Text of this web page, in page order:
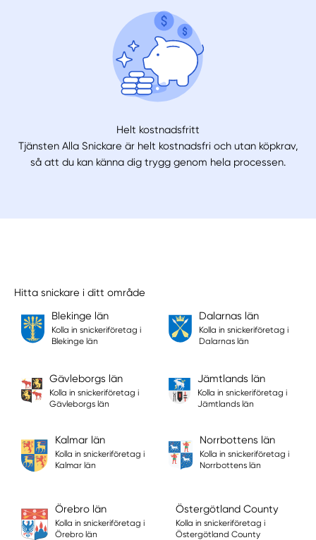
Helt kostnadsfritt
Tjänsten Alla Snickare är helt kostnadsfri och utan köpkrav,
så att du kan känna dig trygg genom hela processen.
Hitta snickare i ditt område
Blekinge län
Kolla in snickeriföretag i
Blekinge län
Dalarnas län
Kolla in snickeriföretag i
Dalarnas län
Gävleborgs län
Kolla in snickeriföretag i
Gävleborgs län
Jämtlands län
Kolla in snickeriföretag i
Jämtlands län
Kalmar län
Kolla in snickeriföretag i
Kalmar län
Norrbottens län
Kolla in snickeriföretag i
Norrbottens län
Örebro län
Kolla in snickeriföretag i
Örebro län
Östergötland County
Kolla in snickeriföretag i
Östergötland County